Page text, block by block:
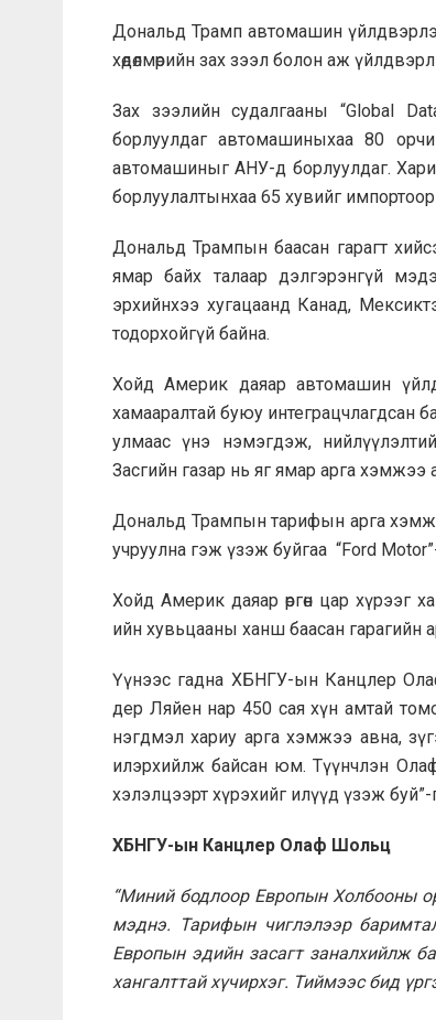
Дональд Трамп автомашин
хөдөлмөрийн зах зээл болон аж
Зах зээлийн судалгааны “Global
борлуулдаг автомашиныхаа 80
автомашиныг АНУ-д борлуулдаг.
борлуулалтынхаа 65 хувийг
Дональд Трампын баасан гарагт
ямар байх талаар дэлгэрэнгүй
эрхийнхээ хугацаанд Канад,
тодорхойгүй байна.
Хойд Америк даяар автомашин
хамааралтай буюу интеграцчлагдсан
улмаас үнэ нэмэгдэж,
Засгийн газар нь яг ямар арга
Дональд Трампын тарифын арга
учруулна гэж үзэж буйгаа “Ford
Хойд Америк даяар өргөн цар хүрээг
ийн хувьцааны ханш баасан гарагийн
Үүнээс гадна ХБНГУ-ын Канцлер
дер Ляйен нар 450 сая хүн амтай
нэгдмэл хариу арга хэмжээ авна,
илэрхийлж байсан юм. Түүнчлэн
хэлэлцээрт хүрэхийг илүүд үзэж
ХБНГУ-ын Канцлер Олаф Шольц
“Миний бодлоор Европын Холбооны
мэднэ. Тарифын чиглэлээр
Европын эдийн засагт заналхийлж
хангалттай хүчирхэг. Тиймээс бид